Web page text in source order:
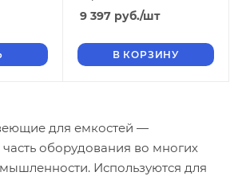
9 397 руб./шт
В КОРЗИНУ
для емкостей —
оборудования во многих
Используются для